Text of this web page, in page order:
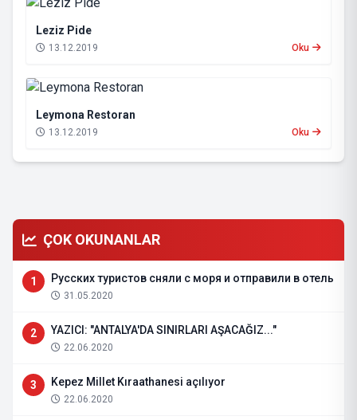
Leziz Pide
13.12.2019 Oku
Leymona Restoran
13.12.2019 Oku
ÇOK OKUNANLAR
1 Русских туристов сняли с моря и отправили в отель
31.05.2020
2 YAZICI: "ANTALYA'DA SINIRLARI AŞACAĞIZ..."
22.06.2020
3 Kepez Millet Kıraathanesi açılıyor
22.06.2020